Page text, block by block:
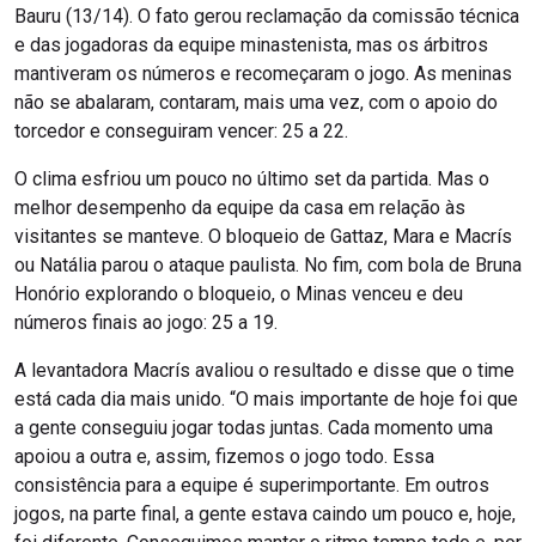
Bauru (13/14). O fato gerou reclamação da comissão técnica
e das jogadoras da equipe minastenista, mas os árbitros
mantiveram os números e recomeçaram o jogo. As meninas
não se abalaram, contaram, mais uma vez, com o apoio do
torcedor e conseguiram vencer: 25 a 22.
O clima esfriou um pouco no último set da partida. Mas o
melhor desempenho da equipe da casa em relação às
visitantes se manteve. O bloqueio de Gattaz, Mara e Macrís
ou Natália parou o ataque paulista. No fim, com bola de Bruna
Honório explorando o bloqueio, o Minas venceu e deu
números finais ao jogo: 25 a 19.
A levantadora Macrís avaliou o resultado e disse que o time
está cada dia mais unido. “O mais importante de hoje foi que
a gente conseguiu jogar todas juntas. Cada momento uma
apoiou a outra e, assim, fizemos o jogo todo. Essa
consistência para a equipe é superimportante. Em outros
jogos, na parte final, a gente estava caindo um pouco e, hoje,